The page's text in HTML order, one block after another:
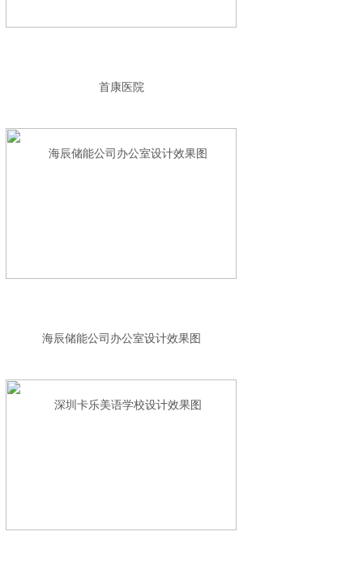
首康医院
海辰储能公司办公室设计效果图